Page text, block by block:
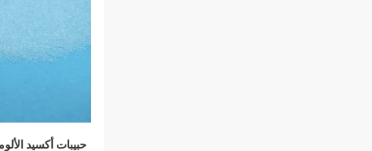
حبيبات أكسيد